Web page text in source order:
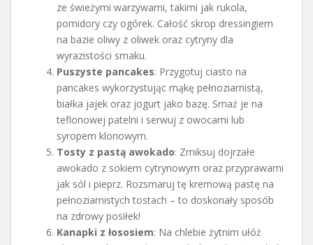
ze świeżymi warzywami, takimi jak rukola,
pomidory czy ogórek. Całość skrop dressingiem
na bazie oliwy z oliwek oraz cytryny dla
wyrazistości smaku.
Puszyste pancakes: Przygotuj ciasto na
pancakes wykorzystując mąkę pełnoziarnistą,
białka jajek oraz jogurt jako bazę. Smaż je na
teflonowej patelni i serwuj z owocami lub
syropem klonowym.
Tosty z pastą awokado: Zmiksuj dojrzałe
awokado z sokiem cytrynowym oraz przyprawami
jak sól i pieprz. Rozsmaruj tę kremową pastę na
pełnoziarnistych tostach – to doskonały sposób
na zdrowy posiłek!
Kanapki z łososiem: Na chlebie żytnim ułóż